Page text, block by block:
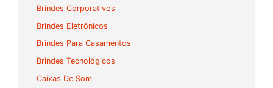
Brindes Corporativos
Brindes Eletrônicos
Brindes Para Casamentos
Brindes Tecnológicos
Caixas De Som